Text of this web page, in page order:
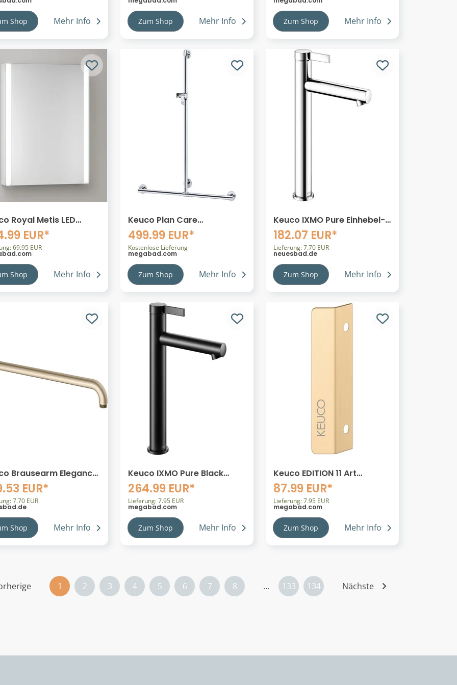
Shop Mehr Info Zum Shop Mehr Info Zum Shop Mehr Info
Royal Metis LED
Spiegelschrank 60
Türanschlag links,
Ausführung
EUR*
69.95 EUR
Shop Mehr Info
Keuco Plan Care
Duschhandlauf mit
Brausestange 110 x 110 cm
499.99 EUR*
Kostenlose Lieferung
megabad.com
Zum Shop Mehr Info
Keuco IXMO Pure Einhebel-
Waschtischmischer 210,
ohne Ablaufgarnitur, chrom
59510011100
182.07 EUR*
Lieferung: 7.70 EUR
neuesbad.de
Zum Shop Mehr Info
Brausearm Elegance
Wandanschluss, 450
Bronze gebürstet,
51688030400
EUR*
7.70 EUR
Shop Mehr Info
Keuco IXMO Pure Black
Selection Einhebel-
Waschtischmischer 210,
ohne Ablaufgarnitur
264.99 EUR*
Lieferung: 7.95 EUR
megabad.com
Zum Shop Mehr Info
Keuco EDITION 11 Art
Badmöbelgriff
87.99 EUR*
Lieferung: 7.95 EUR
megabad.com
Zum Shop Mehr Info
1 2 3 4 5 6 7 8 ... 133 134 Nächste